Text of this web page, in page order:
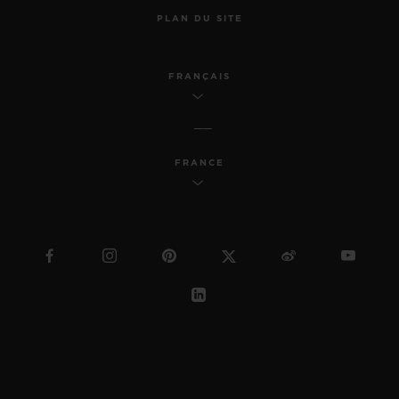
PLAN DU SITE
FRANÇAIS
FRANCE